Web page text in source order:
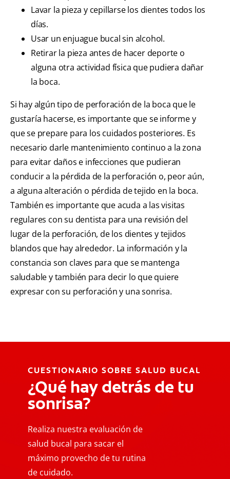
Lavar la pieza y cepillarse los dientes todos los
días.
Usar un enjuague bucal sin alcohol.
Retirar la pieza antes de hacer deporte o
alguna otra actividad física que pudiera dañar
la boca.
Si hay algún tipo de perforación de la boca que le
gustaría hacerse, es importante que se informe y
que se prepare para los cuidados posteriores. Es
necesario darle mantenimiento continuo a la zona
para evitar daños e infecciones que pudieran
conducir a la pérdida de la perforación o, peor aún,
a alguna alteración o pérdida de tejido en la boca.
También es importante que acuda a las visitas
regulares con su dentista para una revisión del
lugar de la perforación, de los dientes y tejidos
blandos que hay alrededor. La información y la
constancia son claves para que se mantenga
saludable y también para decir lo que quiere
expresar con su perforación y una sonrisa.
CUESTIONARIO SOBRE SALUD BUCAL
¿Qué hay detrás de tu
sonrisa?
Realiza nuestra evaluación de
salud bucal para sacar el
máximo provecho de tu rutina
de cuidado.